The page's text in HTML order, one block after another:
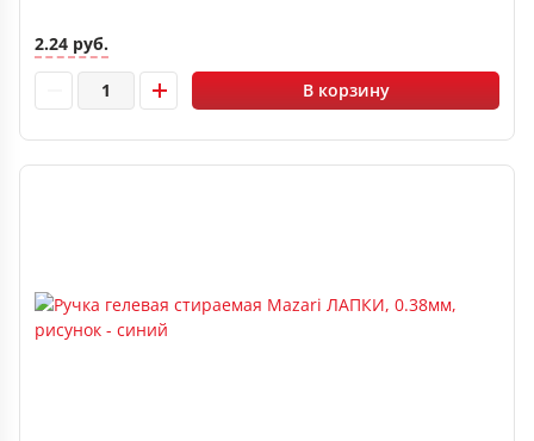
2.24 руб.
В корзину